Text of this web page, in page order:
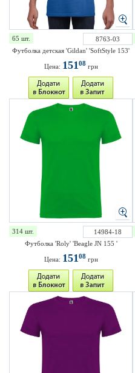
65 шт.
8763-03
Футболка детская 'Gildan' 'SoftStyle 153'
Цена: 15108грн
314 шт.
14984-18
Футболка 'Roly' 'Beagle JN 155 '
Цена: 15108грн